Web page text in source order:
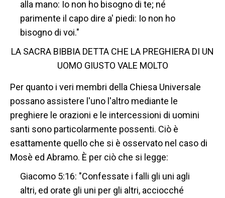
alla mano: Io non ho bisogno di te; né
parimente il capo dire a' piedi: Io non ho
bisogno di voi."
LA SACRA BIBBIA DETTA CHE LA PREGHIERA DI UN
UOMO GIUSTO VALE MOLTO
Per quanto i veri membri della Chiesa Universale
possano assistere l'uno l'altro mediante le
preghiere le orazioni e le intercessioni di uomini
santi sono particolarmente possenti. Ciò è
esattamente quello che si è osservato nel caso di
Mosè ed Abramo. È per ciò che si legge:
Giacomo 5:16: "Confessate i falli gli uni agli
altri, ed orate gli uni per gli altri, acciocché